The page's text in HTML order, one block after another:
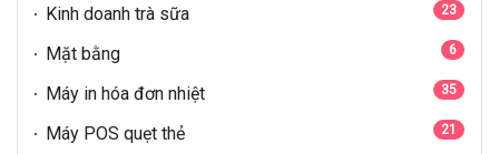
Kinh doanh trà sữa 23
Mặt bằng 6
Máy in hóa đơn nhiệt 35
Máy POS quẹt thẻ 21